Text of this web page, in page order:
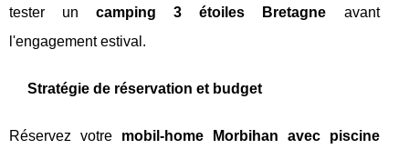
tester uncamping 3 étoiles Bretagne avant
l'engagement estival.
Stratégie de réservation et budget
Réservez votre mobil-home Morbihan avec piscine